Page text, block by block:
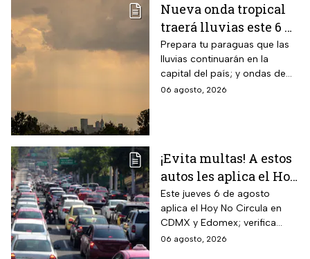
Nueva onda tropical
traerá lluvias este 6 de
agosto; Monzón
mexicano aumentará
las temperaturas este
jueves
Prepara tu paraguas que las
lluvias continuarán en la
capital del país; y ondas de
calor afectarán el norte de
06 agosto, 2026
¡Evita multas! A estos
autos les aplica el Hoy
No Circula durante
este jueves en CDMX
y partes del Edomex
Este jueves 6 de agosto
aplica el Hoy No Circula en
CDMX y Edomex; verifica
color de engomado, placas y
06 agosto, 2026